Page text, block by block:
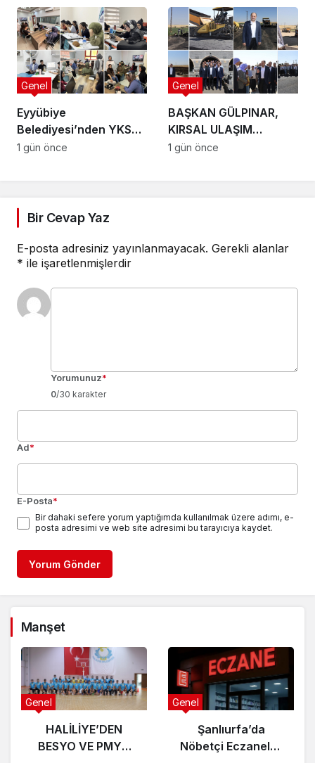
Gençlere Ücretsiz YKS
Tercih Danışmanlığı
Eyyübiye
Belediyesi’nden YKS
Adaylarına Ücretsiz
Genel
1 gün önce
BAŞKAN GÜLPINAR,
KIRSAL ULAŞIM
YATIRIMLARINI
Genel
1 gün önce
Bir Cevap Yaz
E-posta adresiniz yayınlanmayacak. Gerekli alanlar
* ile işaretlenmişlerdir
Yorumunuz*
0/30 karakter
Ad*
E-Posta*
Bir dahaki sefere yorum yaptığımda kullanılmak üzere adımı, e-
posta adresimi ve web site adresimi bu tarayıcıya kaydet.
Yorum Gönder
Manşet
Genel
HALİLİYE’DEN
BESYO VE PMYO
Genel
Şanlıurfa’da
Nöbetçi Eczaneler